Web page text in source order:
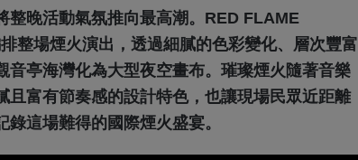
整晚活動氣氛推向最高潮。RED FLAME
整場煙火演出，透過細膩的色彩變化、層次豐富
亭海灣化為大型夜空畫布。璀璨煙火隨著音樂
富有節奏感的設計特色，也讓現場民眾近距離
這場難得的國際煙火盛宴。